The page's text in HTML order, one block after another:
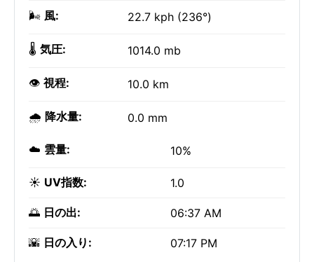
🌬️ 風: 22.7 kph (236°)
🌡️ 気圧: 1014.0 mb
👁️ 視程: 10.0 km
🌧️ 降水量: 0.0 mm
☁️ 雲量: 10%
☀️ UV指数: 1.0
🌅 日の出: 06:37 AM
🌇 日の入り: 07:17 PM